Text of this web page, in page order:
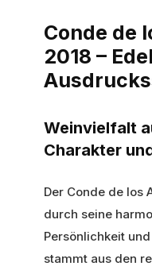
Conde de
2018 –
Weinvielfalt
Charakter
Der Conde de los
durch seine
Persönlichkeit
stammt aus den